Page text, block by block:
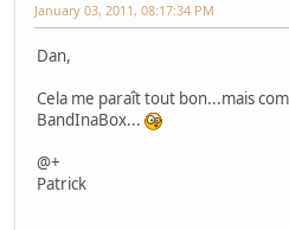
January 03, 2011, 08:17:34 PM
Dan,
Cela me paraît tout bon...mais
BandInaBox...
@+
Patrick